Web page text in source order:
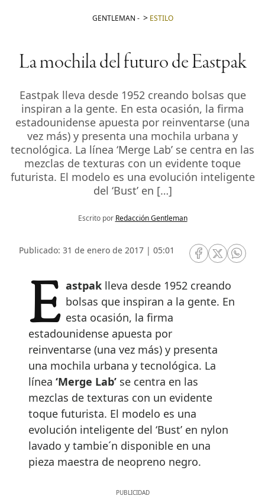
GENTLEMAN - ESTILO
La mochila del futuro de Eastpak
Eastpak lleva desde 1952 creando bolsas que
inspiran a la gente. En esta ocasión, la firma
estadounidense apuesta por reinventarse (una
vez más) y presenta una mochila urbana y
tecnológica. La línea ‘Merge Lab’ se centra en las
mezclas de texturas con un evidente toque
futurista. El modelo es una evolución inteligente
del ‘Bust’ en […]
Escrito por Redacción Gentleman
Publicado: 31 de enero de 2017 | 05:01
RRSS Facebook
RRSSRRSS
Eastpak lleva desde 1952 creando
bolsas que inspiran a la gente. En
esta ocasión, la firma
estadounidense apuesta por
reinventarse (una vez más) y presenta
una mochila urbana y tecnológica. La
línea ‘Merge Lab’ se centra en las
mezclas de texturas con un evidente
toque futurista. El modelo es una
evolución inteligente del ‘Bust’ en nylon
lavado y tambie´n disponible en una
pieza maestra de neopreno negro.